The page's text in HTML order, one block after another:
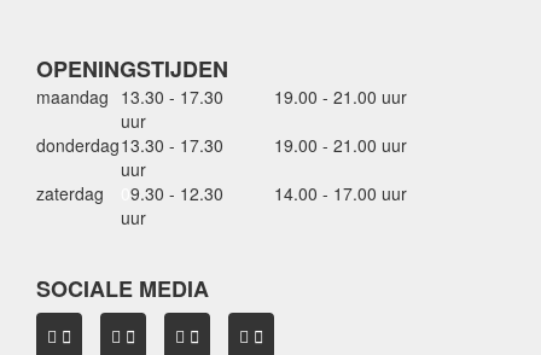
OPENINGSTIJDEN
maandag 13.30 - 17.30
uur
19.00 - 21.00 uur
donderdag13.30 - 17.30
uur
19.00 - 21.00 uur
zaterdag
9.30 - 12.30
uur
14.00 - 17.00 uur
SOCIALE MEDIA